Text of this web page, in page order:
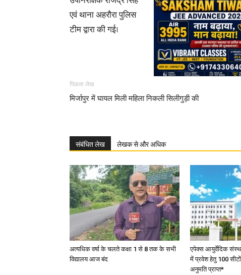
एवं थाना अहरौरा पुलिस
टीम द्वारा की गई।
पिछला लेख
मिर्जापुर में घायल मिली महिला निकली सिलीगुड़ी की
संबंधित लेख लेखक से और अधिक
अत्यधिक वर्षा के चलते कक्षा 1 से 8 तक के सभी
विद्यालय आज बंद
एपेक्स आयुर्वेदिक
में प्रवेश हेतु 100
अनुमति प्राप्त*